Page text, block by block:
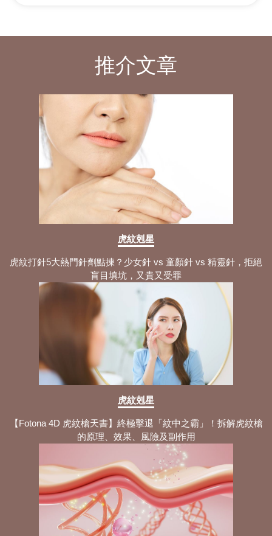
推介文章
虎紋剋星
虎紋打針5大熱門針劑點揀？少女針 vs 童顏針 vs 精靈針，拒絕
盲目填坑，又貴又受罪
虎紋剋星
【Fotona 4D 虎紋槍天書】終極擊退「紋中之霸」！拆解虎紋槍
的原理、效果、風險及副作用